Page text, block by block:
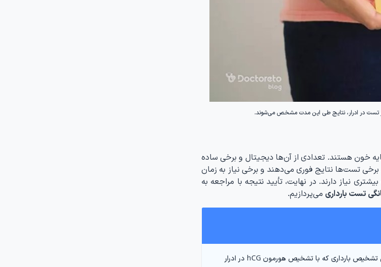
خون هستند. تعدادی از آن‌ها دیجیتال و برخی ساده
تست‌ها نتایج فوری می‌دهند و برخی نیاز به زمان
نیاز دارند. در نهایت، تأیید نتیجه با مراجعه به
تست بارداری می‌پردازیم.
رایج‌ترین روش تشخیص بارداری که با تشخیص هورمون hCG در ادرار